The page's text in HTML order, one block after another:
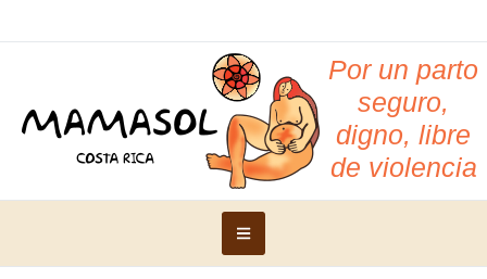
Por un parto
seguro,
digno, libre
de violencia